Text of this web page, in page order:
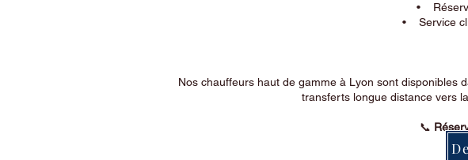
•
• Service
Nos chauffeurs haut de gamme à Lyon sont disponibles
transferts longue distance vers
📞